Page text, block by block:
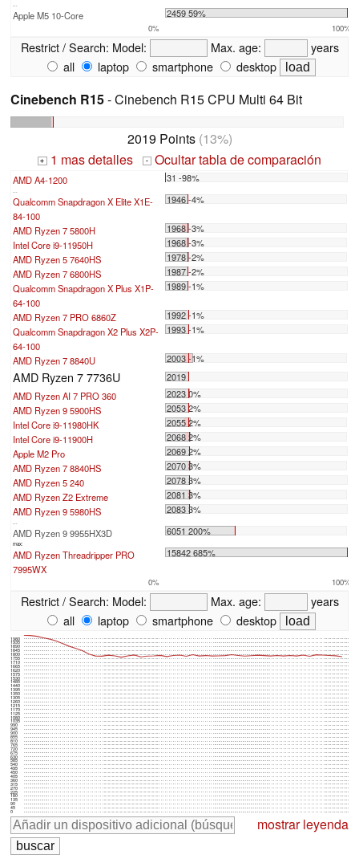
...
Apple M5 10-Core 2459 59%
0% 100%
Restrict / Search: Model: Max. age:
years
all
laptop smartphone desktop
Cinebench R15- Cinebench R15 CPU Multi 64 Bit
2019 Points(13%)
+ 1 mas detalles - Ocultar tabla de comparación
AMD A4-1200 31 -98%
...
Qualcomm Snapdragon X Elite X1E-
84-100
1946 -4%
AMD Ryzen 7 5800H
1968 -3%
Intel Core i9-11950H
1968 -3%
AMD Ryzen 5 7640HS
1978 -2%
AMD Ryzen 7 6800HS
1987 -2%
Qualcomm Snapdragon X Plus X1P-
64-100
1989 -1%
AMD Ryzen 7 PRO 6860Z
1992 -1%
Qualcomm Snapdragon X2 Plus X2P-
64-100
1993 -1%
AMD Ryzen 7 8840U 2003 -1%
AMD Ryzen 7 7736U
2019
AMD Ryzen AI 7 PRO 360
2023 0%
AMD Ryzen 9 5900HS
2053 2%
Intel Core i9-11980HK
2055 2%
Intel Core i9-11900H
2068 2%
Apple M2 Pro
2069 2%
AMD Ryzen 7 8840HS
2070 3%
AMD Ryzen 5 240
2078 3%
AMD Ryzen Z2 Extreme
2081 3%
AMD Ryzen 9 5980HS
2083 3%
...
AMD Ryzen 9 9955HX3D 6051 200%
max:
AMD Ryzen Threadripper PRO
7995WX
15842 685%
0% 100%
Restrict / Search: Model: Max. age:
years
all
laptop smartphone desktop
0
45
90
135
180
225
270
315
360
405
450
495
540
585
630
675
720
765
810
855
900
945
990
1035
1080
1125
1170
1215
1260
1305
1350
1395
1440
1485
1530
1575
1620
1665
1710
1755
1800
1845
1890
1935
1980
mostrar leyenda